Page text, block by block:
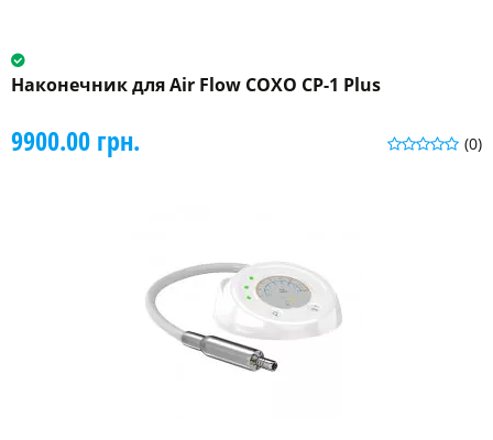
Наконечник для Air Flow COXO CP-1 Plus
(0)
9900.00 грн.